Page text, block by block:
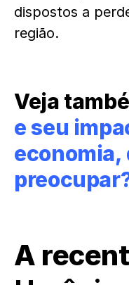
dispostos a
região.
Veja
e seu
economia,
A